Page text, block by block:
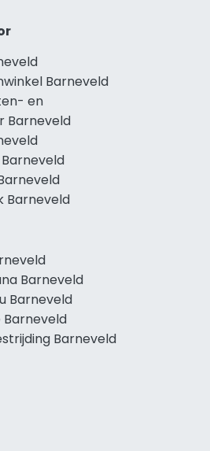
Barneveld
en
Barneveld
Barneveld
Barneveld
Barneveld
Barneveld
Barneveld